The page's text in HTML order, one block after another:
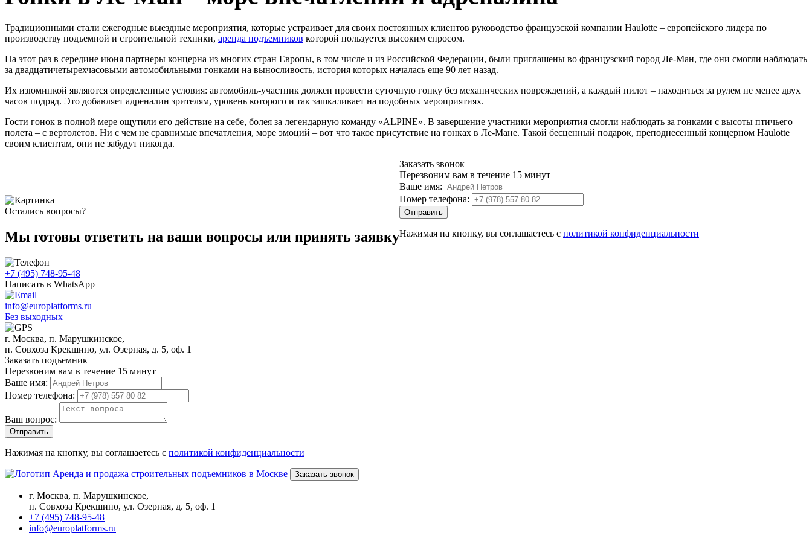
Традиционными стали ежегодные выездные мероприятия, которые устраивает для своих постоянных клиентов руководство французской компании Haulotte – европейского лидера по
производству подъемной и строительной техники, аренда подъемников которой пользуется высоким спросом.
На этот раз в середине июня партнеры концерна из многих стран Европы, в том числе и из Российской Федерации, были приглашены во французский город Ле-Ман, где они смогли наблюдать
за двадцатичетырехчасовыми автомобильными гонками на выносливость, история которых началась еще 90 лет назад.
Их изюминкой являются определенные условия: автомобиль-участник должен провести суточную гонку без механических повреждений, а каждый пилот – находиться за рулем не менее двух
часов подряд. Это добавляет адреналин зрителям, уровень которого и так зашкаливает на подобных мероприятиях.
Гости гонок в полной мере ощутили его действие на себе, болея за легендарную команду «ALPINE». В завершение участники мероприятия смогли наблюдать за гонками с высоты птичьего
полета – с вертолетов. Ни с чем не сравнимые впечатления, море эмоций – вот что такое присутствие на гонках в Ле-Мане. Такой бесценный подарок, преподнесенный концерном Haulotte
своим клиентам, они не забудут никогда.
Остались вопросы?
Мы готовы ответить на ваши вопросы или принять заявку
+7 (495) 748-95-48
Написать в WhatsApp
info@europlatforms.ru
Без выходных
г. Москва, п. Марушкинское,
п. Совхоза Крекшино, ул. Озерная, д. 5, оф. 1
Заказать подъемник
Перезвоним вам в течение 15 минут
Ваше имя:
Номер телефона:
Ваш вопрос:
Отправить
Нажимая на кнопку, вы соглашаетесь с политикой конфиденциальности
Аренда и продажа строительных подъемников в Москве Заказать звонок
г. Москва, п. Марушкинское,
п. Совхоза Крекшино, ул. Озерная, д. 5, оф. 1
+7 (495) 748-95-48
info@europlatforms.ru
Заказать звонок
Перезвоним вам в течение 15 минут
Ваше имя:
Номер телефона:
Отправить
Нажимая на кнопку, вы соглашаетесь с политикой конфиденциальности